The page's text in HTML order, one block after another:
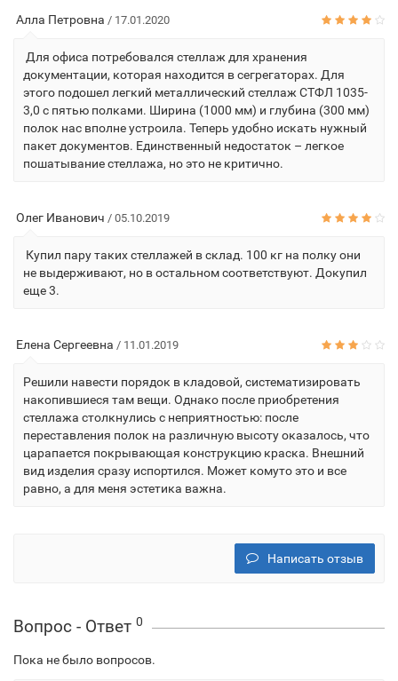
Алла Петровна / 17.01.2020
Для офиса потребовался стеллаж для хранения
документации, которая находится в сегрегаторах. Для
этого подошел легкий металлический стеллаж СТФЛ 1035-
3,0 с пятью полками. Ширина (1000 мм) и глубина (300 мм)
полок нас вполне устроила. Теперь удобно искать нужный
пакет документов. Единственный недостаток – легкое
пошатывание стеллажа, но это не критично.
Олег Иванович / 05.10.2019
Купил пару таких стеллажей в склад. 100 кг на полку они
не выдерживают, но в остальном соответствуют. Докупил
еще 3.
Елена Сергеевна / 11.01.2019
Решили навести порядок в кладовой, систематизировать
накопившиеся там вещи. Однако после приобретения
стеллажа столкнулись с неприятностью: после
переставления полок на различную высоту оказалось, что
царапается покрывающая конструкцию краска. Внешний
вид изделия сразу испортился. Может комуто это и все
равно, а для меня эстетика важна.
Написать отзыв
Вопрос - Ответ 0
Пока не было вопросов.